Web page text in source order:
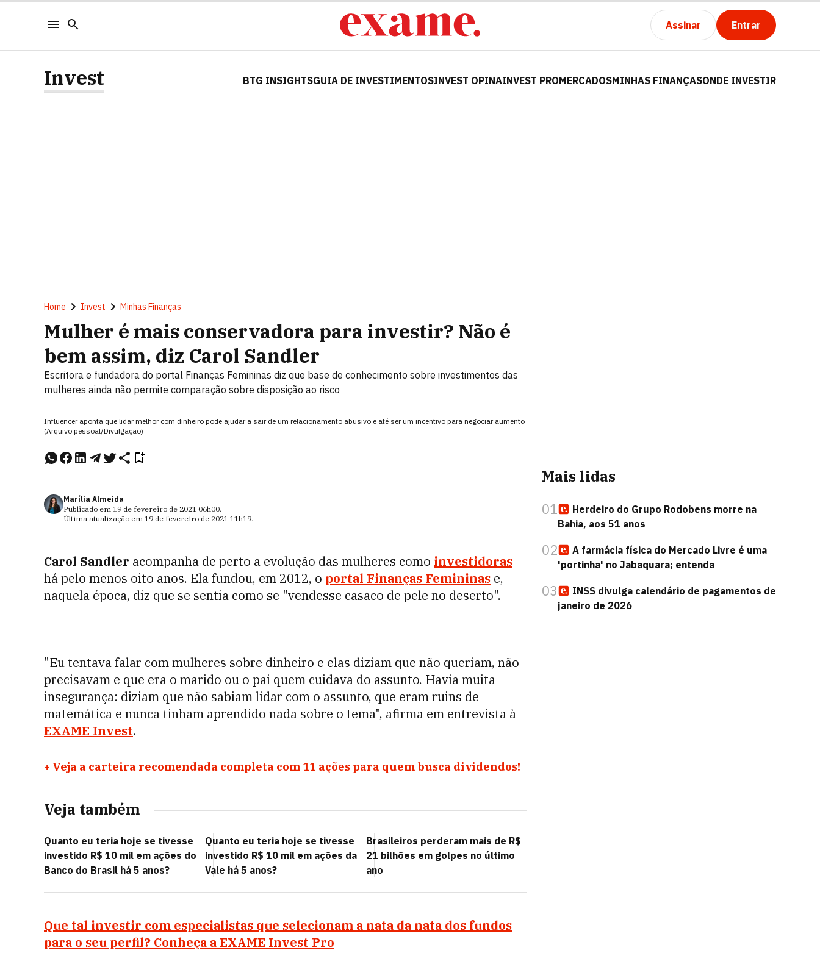
Assinar Entrar
Invest BTG INSIGHTSGUIA DE INVESTIMENTOSINVEST OPINAINVEST PROMERCADOSMINHAS FINANÇASONDE INVESTIR
Home Invest Minhas Finanças
Mulher é mais conservadora para investir? Não é
bem assim, diz Carol Sandler
Escritora e fundadora do portal Finanças Femininas diz que base de conhecimento sobre investimentos das
mulheres ainda não permite comparação sobre disposição ao risco
Influencer aponta que lidar melhor com dinheiro pode ajudar a sair de um relacionamento abusivo e até ser um incentivo para negociar aumento
(Arquivo pessoal/Divulgação)
Marília Almeida
Publicado em 19 de fevereiro de 2021 06h00.
Última atualização em 19 de fevereiro de 2021 11h19.
Carol Sandler acompanha de perto a evolução das mulheres como investidoras
há pelo menos oito anos. Ela fundou, em 2012, o portal Finanças Femininas e,
naquela época, diz que se sentia como se "vendesse casaco de pele no deserto".
"Eu tentava falar com mulheres sobre dinheiro e elas diziam que não queriam, não
precisavam e que era o marido ou o pai quem cuidava do assunto. Havia muita
insegurança: diziam que não sabiam lidar com o assunto, que eram ruins de
matemática e nunca tinham aprendido nada sobre o tema", afirma em entrevista à
EXAME Invest.
+ Veja a carteira recomendada completa com 11 ações para quem busca dividendos!
Veja também
Quanto eu teria hoje se tivesse
investido R$ 10 mil em ações do
Banco do Brasil há 5 anos?
Quanto eu teria hoje se tivesse
investido R$ 10 mil em ações da
Vale há 5 anos?
Brasileiros perderam mais de R$
21 bilhões em golpes no último
ano
Que tal investir com especialistas que selecionam a nata da nata dos fundos
para o seu perfil? Conheça a EXAME Invest Pro
Mais lidas
01
Herdeiro do Grupo Rodobens morre na
Bahia, aos 51 anos
02
A farmácia física do Mercado Livre é uma
'portinha' no Jabaquara; entenda
03
INSS divulga calendário de pagamentos de
janeiro de 2026